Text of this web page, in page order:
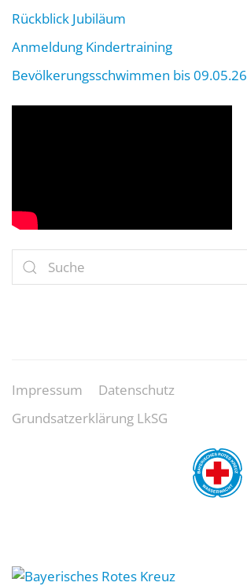
Rückblick Jubiläum
Anmeldung Kindertraining
Bevölkerungsschwimmen bis 09.05.26
Impressum
Datenschutz
Grundsatzerklärung LkSG